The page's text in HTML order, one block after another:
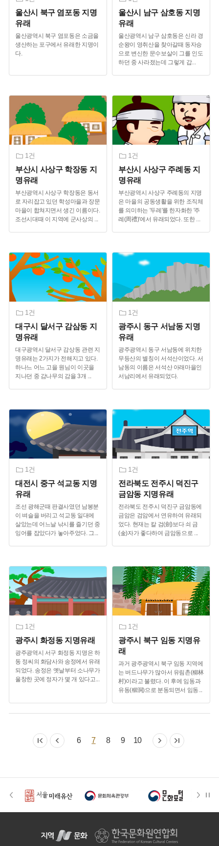
울산시 북구 염포동 지명
유래
울산광역시 북구 염포동은 소금을
생산하는 포구에서 유래한 지명이
다.
울산시 남구 삼호동 지명
유래
울산광역시 남구 삼호동은 신라 경
순왕이 영취산을 찾아갈때 동자승
으로 변신한 문수보살이 그를 인도
하던 중 사라졌는데 그렇게 갑...
부산시 사상구 학장동 지
명유래
부산광역시 사상구 학장동은 동서
로 자리잡고 있던 학성마을과 장문
마을이 합쳐지면서 생긴 이름이다.
조선시대때 이 지역에 군사상의 ...
1건
부산시 사상구 주례동 지
명유래
부산광역시 사상구 주례동의 지명
은 마을의 공동생활을 위한 조직체
를 의미하는 '두레'를 한자화한 '주
례(周禮)'에서 유래되었다. 또한 ...
1건
대구시 달서구 감삼동 지
명유래
대구광역시 달서구 감상동 관련 지
명유래는 2가지가 전해지고 있다.
하나느 어느 고을 원님이 이곳을
지나던 중 감나무의 감을 3개 ...
1건
광주시 동구 서남동 지명
유래
광주광역시 동구 서남동에 위치한
무등산의 별칭이 서석산이었다. 서
남동의 이름은 서석산 아래마을인
서남리에서 유래되었다.
1건
대전시 중구 석교동 지명
유래
조선 광해군때 판결사였던 남봉분
이 벼슬을 버리고 석교동 일대에
살았는데 어느날 낚시를 즐기던 중
잉어를 잡았다가 놓아주었다. 그...
1건
전라북도 전주시 덕진구
금암동 지명유래
전라북도 전주시 덕진구 금암동에
금암은 검암에서 연유하여 유래되
었다. 현재는 칼 검(劍)보다 쇠 금
(金)자가 좋다하여 금암동으로 ...
1건
광주시 화정동 지명유래
광주광역시 서구 화정동 지명은 하
동 정씨의 화담사와 송정에서 유래
되었다. 송정은 옛날부터 소나무가
울창한 곳에 정자가 몇 개 있다고...
1건
광주시 북구 임동 지명유
래
과거 광주광역시 북구 임동 지역에
는 버드나무가 많아서 유림촌(柳林
村)이라고 불렸다. 이 후에 임동과
유동(柳洞)으로 분동되면서 임동...
1건
6 7 8 9 10